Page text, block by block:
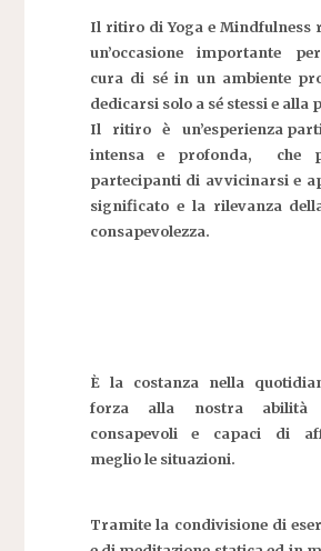
Il ritiro di Yoga e Mindfulness
un’occasione importante
cura di sé in un ambiente
dedicarsi solo a sé stessi e alla
Il ritiro è un’esperienza
intensa e profonda, che
partecipanti di avvicinarsi e
significato e la rilevanza
consapevolezza.
È la costanza nella
forza alla nostra abilità
consapevoli e capaci di
meglio le situazioni.
Tramite la condivisione di